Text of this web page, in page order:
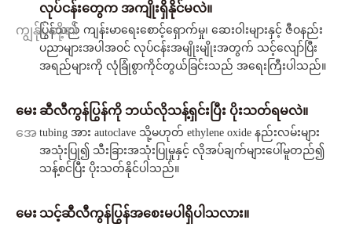
လုပ်ငန်းတွေက အကျိုးရှိနိုင်မလဲ။
ကျွန်ုပ်တို့၏
ပြွန်သည် ကျန်းမာရေးစောင့်ရှောက်မှု၊ ဆေးဝါးများနှင့် ဇီဝနည်း
ပညာများအပါအဝင် လုပ်ငန်းအမျိုးမျိုးအတွက် သင့်လျော်ပြီး
အရည်များကို လုံခြုံစွာကိုင်တွယ်ခြင်းသည် အရေးကြီးပါသည်။
မေး ဆီလီကွန်ပြွန်ကို ဘယ်လိုသန့်ရှင်းပြီး ပိုးသတ်ရမလဲ။
အေ tubing အား autoclave သို့မဟုတ် ethylene oxide နည်းလမ်းများ
အသုံးပြု၍ သီးခြားအသုံးပြုမှုနှင့် လိုအပ်ချက်များပေါ်မူတည်၍
သန့်စင်ပြီး ပိုးသတ်နိုင်ပါသည်။
မေး သင့်ဆီလီကွန်ပြွန်အစေးမပါရှိပါသလား။